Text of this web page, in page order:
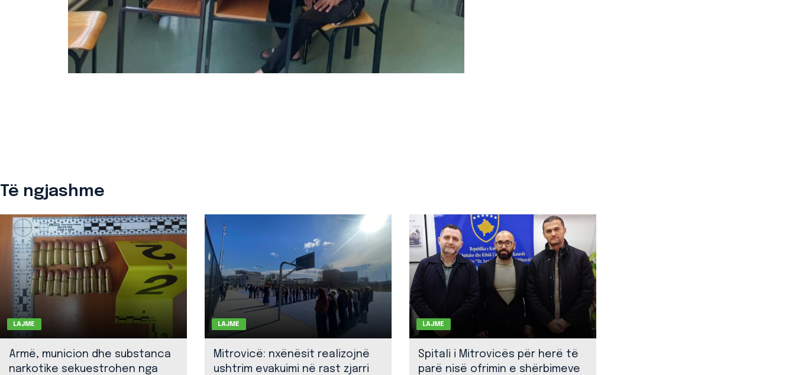
Të ngjashme
LAJME
Armë, municion dhe substanca
narkotike sekuestrohen nga
LAJME
Mitrovicë: nxënësit realizojnë
ushtrim evakuimi në rast zjarri
LAJME
Spitali i Mitrovicës për herë të
parë nisë ofrimin e shërbimeve